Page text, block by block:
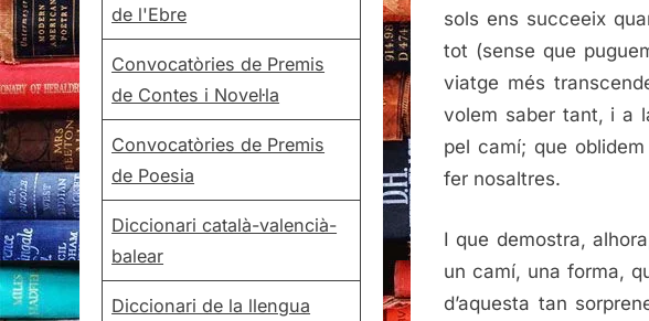
sols ens succeeix
tot (sense que
viatge més
volem saber tant, i a
pel camí; que
fer nosaltres.
I que demostra,
un camí, una forma,
d’aquesta tan
de l'Ebre
Convocatòries de Premis
de Contes i Novel·la
Convocatòries de Premis
de Poesia
Diccionari català-valencià-
balear
Diccionari de la llengua